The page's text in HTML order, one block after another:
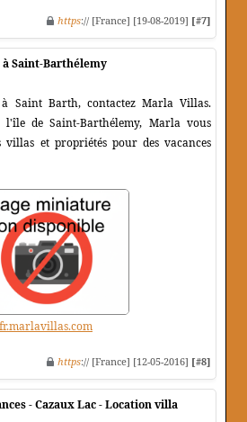
https:// [France] [19-08-2019] [#7]
Saint-Barthélemy
Saint Barth, contactez Marla Villas.
l'île de Saint-Barthélemy, Marla vous
villas et propriétés pour des vacances
fr.marlavillas.com
https:// [France] [12-05-2016] [#8]
- Cazaux Lac - Location villa